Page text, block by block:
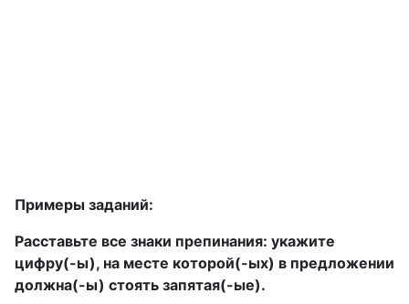
Примеры заданий:
Расставьте все знаки препинания: укажите
цифру(-ы), на месте которой(-ых) в предложении
должна(-ы) стоять запятая(-ые).